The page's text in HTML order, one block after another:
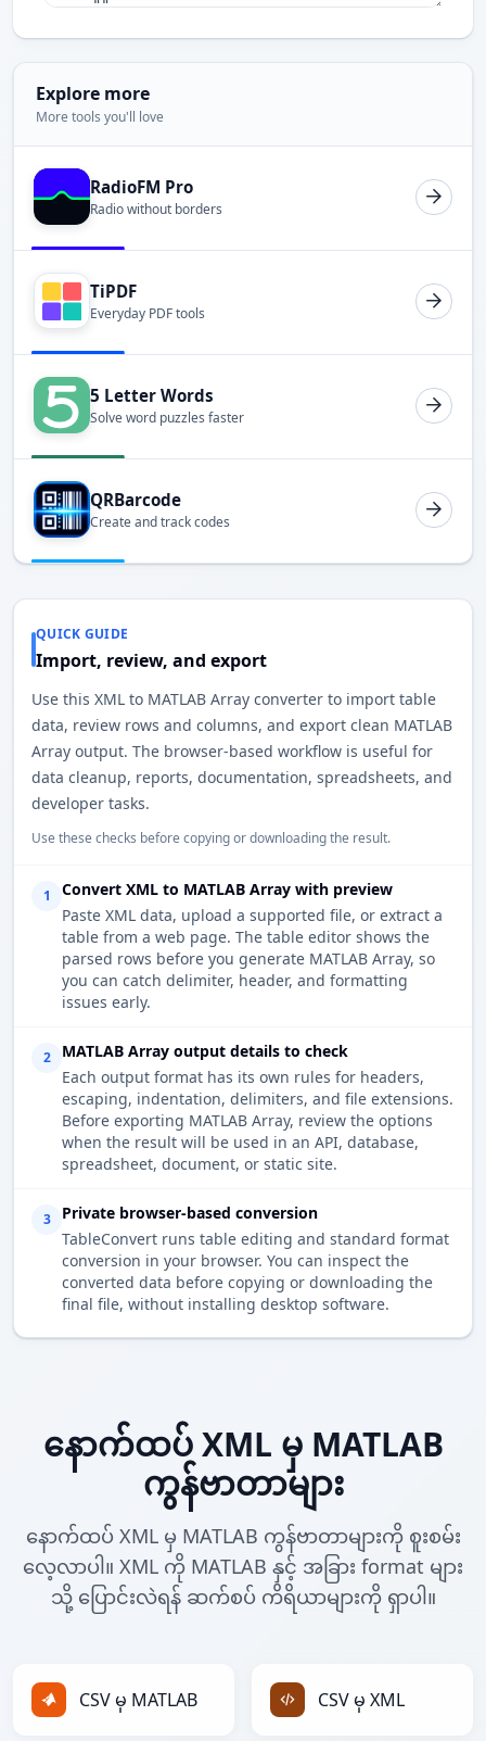
Explore more
More tools you'll love
RadioFM Pro
Radio without borders
TiPDF
Everyday PDF tools
5 Letter Words
Solve word puzzles faster
QRBarcode
Create and track codes
QUICK GUIDE
Import, review, and export
Use this XML to MATLAB Array converter to import table
data, review rows and columns, and export clean MATLAB
Array output. The browser-based workflow is useful for
data cleanup, reports, documentation, spreadsheets, and
developer tasks.
Use these checks before copying or downloading the result.
1
Convert XML to MATLAB Array with preview
Paste XML data, upload a supported file, or extract a
table from a web page. The table editor shows the
parsed rows before you generate MATLAB Array, so
you can catch delimiter, header, and formatting
issues early.
2
MATLAB Array output details to check
Each output format has its own rules for headers,
escaping, indentation, delimiters, and file extensions.
Before exporting MATLAB Array, review the options
when the result will be used in an API, database,
spreadsheet, document, or static site.
3
Private browser-based conversion
TableConvert runs table editing and standard format
conversion in your browser. You can inspect the
converted data before copying or downloading the
final file, without installing desktop software.
နောက်ထပ် XML မှ MATLAB
ကွန်ဗာတာများ
နောက်ထပ် XML မှ MATLAB ကွန်ဗာတာများကို စူးစမ်း
လေ့လာပါ။ XML ကို MATLAB နှင့် အခြား format များ
သို့ ပြောင်းလဲရန် ဆက်စပ် ကိရိယာများကို ရှာပါ။
CSV မှ MATLAB CSV မှ XML